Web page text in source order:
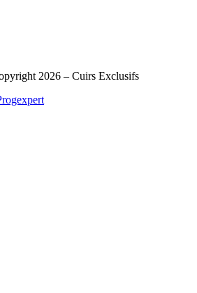
2026 – Cuirs Exclusifs